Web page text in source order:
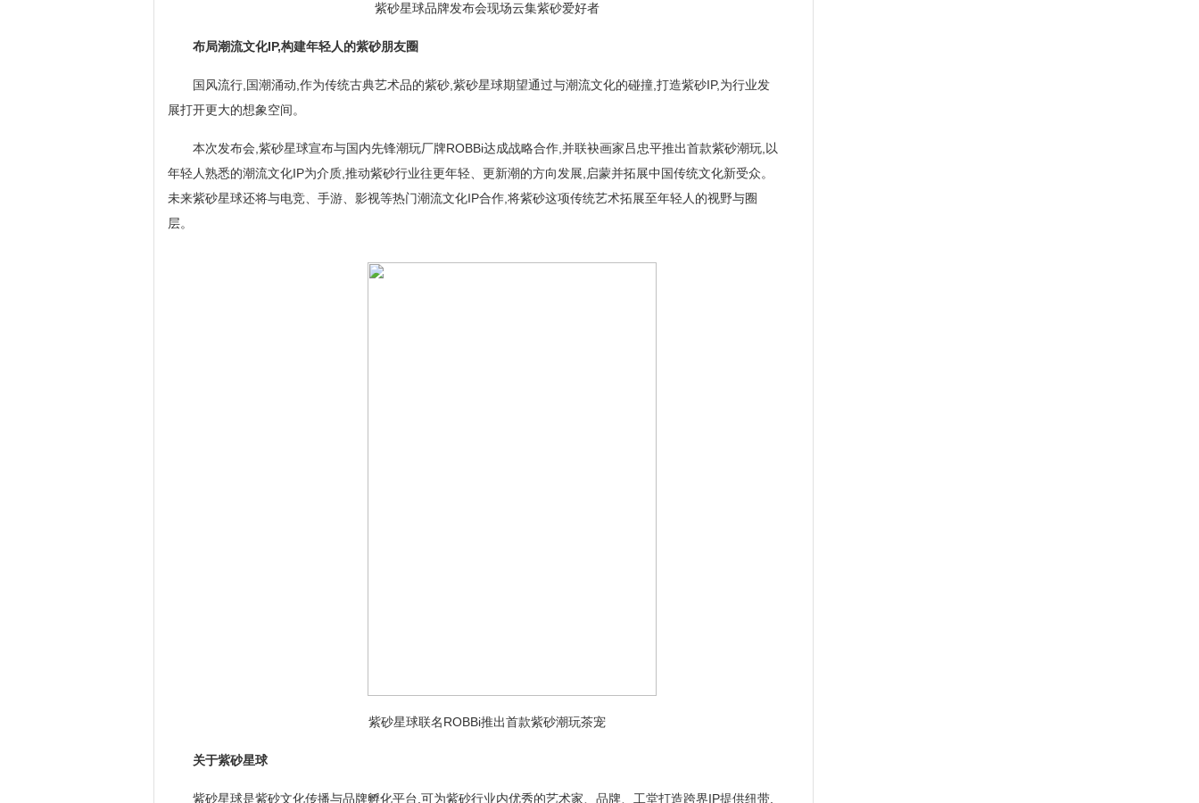
紫砂星球品牌发布会现场云集紫砂爱好者
布局潮流文化IP,构建年轻人的紫砂朋友圈
国风流行,国潮涌动,作为传统古典艺术品的紫砂,紫砂星球期望通过与潮流文化的碰撞,打造紫砂IP,为行业发
展打开更大的想象空间。
本次发布会,紫砂星球宣布与国内先锋潮玩厂牌ROBBi达成战略合作,并联袂画家吕忠平推出首款紫砂潮玩,以
年轻人熟悉的潮流文化IP为介质,推动紫砂行业往更年轻、更新潮的方向发展,启蒙并拓展中国传统文化新受众。
未来紫砂星球还将与电竞、手游、影视等热门潮流文化IP合作,将紫砂这项传统艺术拓展至年轻人的视野与圈
层。
紫砂星球联名ROBBi推出首款紫砂潮玩茶宠
关于紫砂星球
紫砂星球是紫砂文化传播与品牌孵化平台,可为紫砂行业内优秀的艺术家、品牌、工堂打造跨界IP提供纽带,